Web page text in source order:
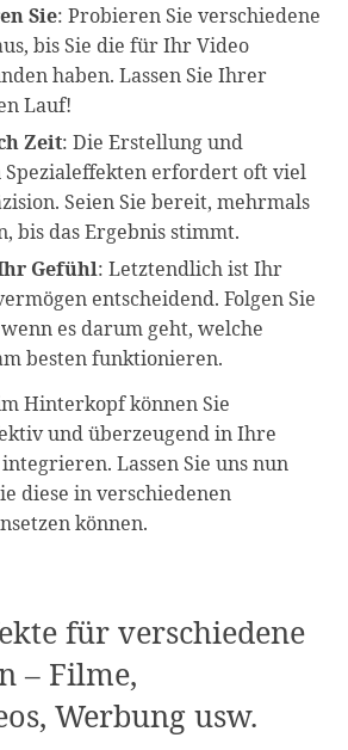
Sie: Probieren Sie verschiedene
bis Sie die für Ihr Video
haben. Lassen Sie Ihrer
Lauf!
Zeit: Die Erstellung und
erfordert oft viel
Seien Sie bereit, mehrmals
bis das Ergebnis stimmt.
Gefühl: Letztendlich ist Ihr
entscheidend. Folgen Sie
es darum geht, welche
besten funktionieren.
Hinterkopf können Sie
und überzeugend in Ihre
Lassen Sie uns nun
diese in verschiedenen
können.
für verschiedene
– Filme,
Werbung usw.